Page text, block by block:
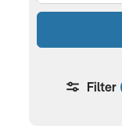
Filter